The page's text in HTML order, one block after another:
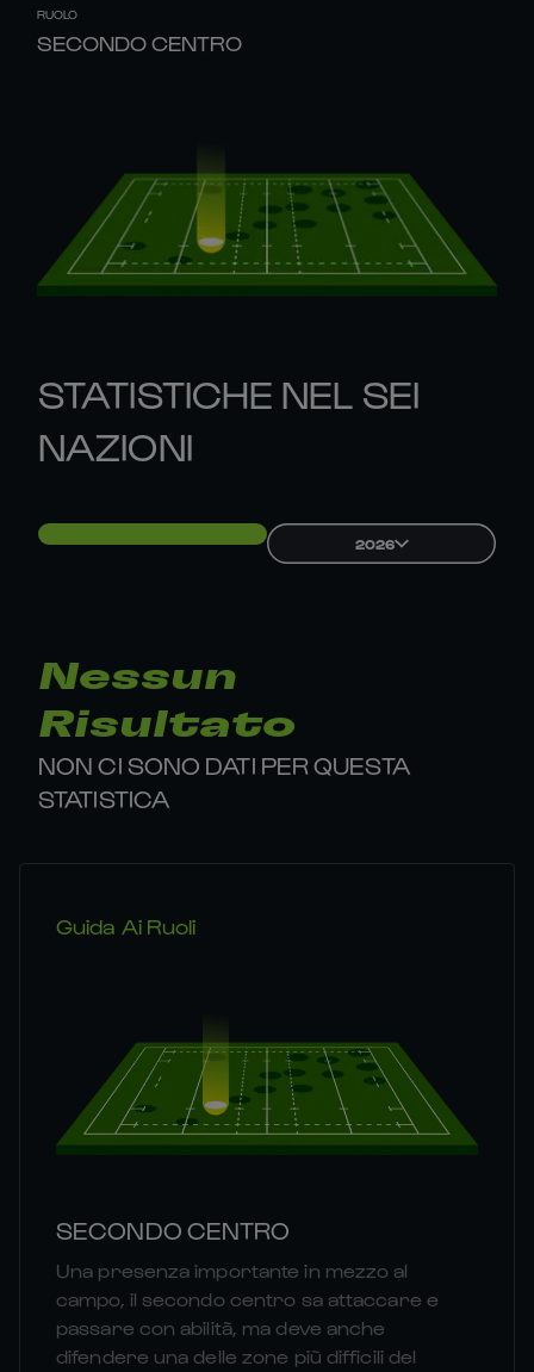
RUOLO
SECONDO CENTRO
STATISTICHE NEL SEI
NAZIONI
2026
Nessun
Risultato
NON CI SONO DATI PER QUESTA
STATISTICA
Guida Ai Ruoli
SECONDO CENTRO
Una presenza importante in mezzo al
campo, il secondo centro sa attaccare e
passare con abilità, ma deve anche
difendere una delle zone più difficili del